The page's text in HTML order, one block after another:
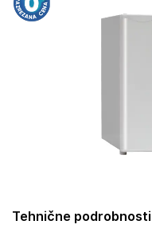
Tehnične podrobnosti